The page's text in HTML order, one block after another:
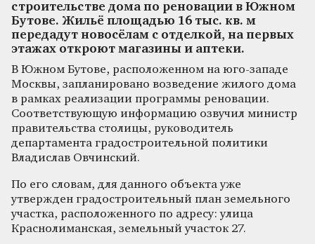
строительстве дома по реновации в Южном
Бутове. Жильё площадью 16 тыс. кв. м
передадут новосёлам с отделкой, на первых
этажах откроют магазины и аптеки.
В Южном Бутове, расположенном на юго-западе
Москвы, запланировано возведение жилого дома
в рамках реализации программы реновации.
Соответствующую информацию озвучил министр
правительства столицы, руководитель
департамента градостроительной политики
Владислав Овчинский.
По его словам, для данного объекта уже
утвержден градостроительный план земельного
участка, расположенного по адресу: улица
Краснолиманская, земельный участок 27.